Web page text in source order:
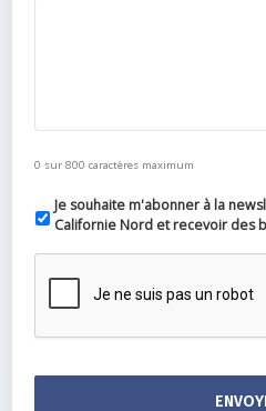
0 sur 800 caractères maximum
Je souhaite m'abonner à la
Californie Nord et recevoir des